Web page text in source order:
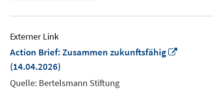
Externer Link
Action Brief: Zusammen zukunftsfähig
(14.04.2026)
Quelle: Bertelsmann Stiftung